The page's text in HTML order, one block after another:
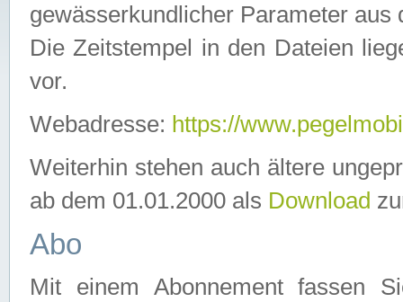
gewässerkundlicher Parameter aus
Die Zeitstempel in den Dateien
vor.
Webadresse: https://
Weiterhin stehen auch ältere
ab dem 01.01.2000 als Download
Abo
Mit einem Abonnement fassen